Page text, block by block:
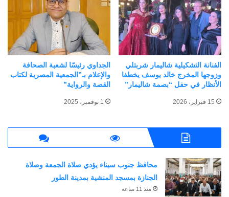
وزير التعليم العالي يؤكد دور
الوزارة في بناء الوعي الطلابي
في مواجهة المخاطر
الإلكترونية والمحتويات الضارة
لشبكة الإنترنت
15 أبريل، 2024
في "أخبار التعليم"
حصاد 2024..الإرتقاء بالمنظومة
التعليمية
31 ديسمبر، 2024
في "أخبار التعليم"
وزير التعليم العالي يؤكد دور
الوزارة في بناء الوعي الثقافي
للطلاب في مواجهة الأفكار غير
الفنانة التشكيلية شاليمار شربتلي
وزوجها المخرج خالد يوسف يخطفا
الأنظار في حفل “بصمة شاليمار”
15 فبراير، 2026
الجداوي رئيسًا لشعبة الصحافة
والإعلام بـ”الجمعية المصرية لكتاب
القصة والرواية”
1 نوفمبر، 2025
محافظ جنوب سيناء يؤدي صلاة الجمعة وصلاة
الجنازة بمسجد المنشية بمدينة الطور
منذ 11 ساعة